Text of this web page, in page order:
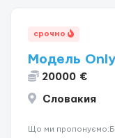
срочно
Модель
20000 €
Словакия
Що ми